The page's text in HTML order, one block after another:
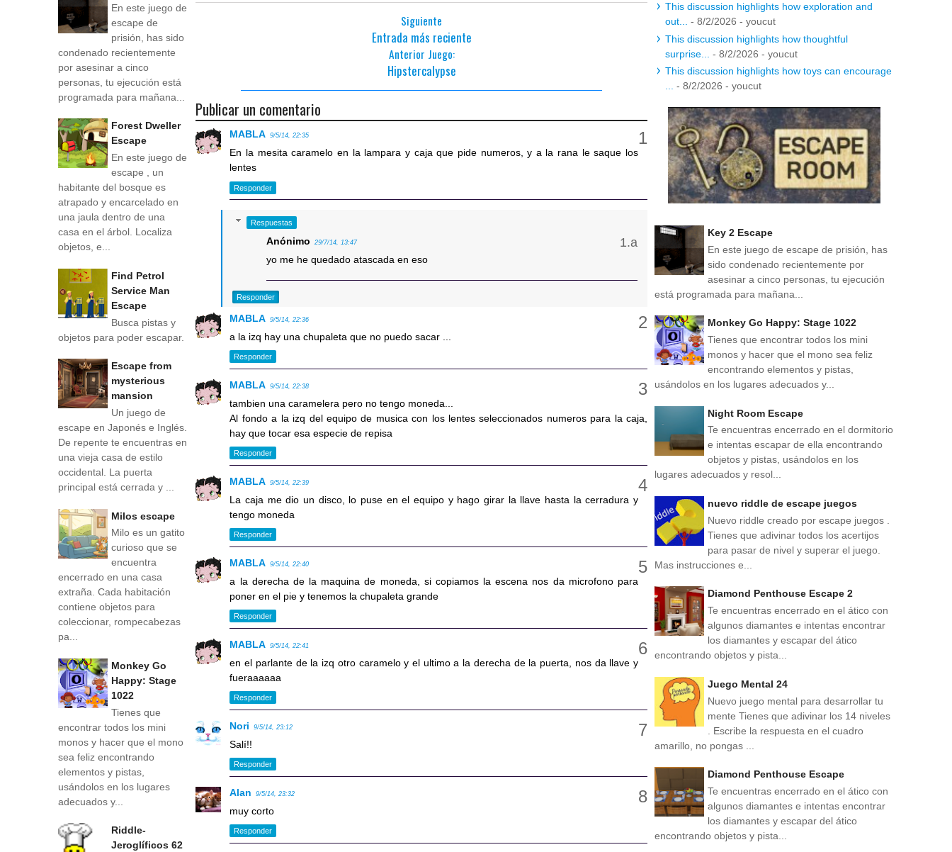
Siguiente
Entrada más reciente
Anterior Juego:
Hipstercalypse
Publicar un comentario
MABLA 9/5/14, 22:35
En la mesita caramelo en la lampara y caja que pide numeros, y a la rana le saque los
lentes
Responder
Respuestas
Anónimo 29/7/14, 13:47
yo me he quedado atascada en eso
Responder
MABLA 9/5/14, 22:36
a la izq hay una chupaleta que no puedo sacar ...
Responder
MABLA 9/5/14, 22:38
tambien una caramelera pero no tengo moneda...
Al fondo a la izq del equipo de musica con los lentes seleccionados numeros para la caja,
hay que tocar esa especie de repisa
Responder
MABLA 9/5/14, 22:39
La caja me dio un disco, lo puse en el equipo y hago girar la llave hasta la cerradura y
tengo moneda
Responder
MABLA 9/5/14, 22:40
a la derecha de la maquina de moneda, si copiamos la escena nos da microfono para
poner en el pie y tenemos la chupaleta grande
Responder
MABLA 9/5/14, 22:41
en el parlante de la izq otro caramelo y el ultimo a la derecha de la puerta, nos da llave y
fueraaaaaa
Responder
Nori 9/5/14, 23:12
Salí!!
Responder
Alan 9/5/14, 23:32
muy corto
Responder
En este juego de
escape de
prisión, has sido
condenado recientemente
por asesinar a cinco
personas, tu ejecución está
programada para mañana...
Forest Dweller
Escape
En este juego de
escape , un
habitante del bosque es
atrapado y encarcelado en
una jaula dentro de una
casa en el árbol. Localiza
objetos, e...
Find Petrol
Service Man
Escape
Busca pistas y
objetos para poder escapar.
Escape from
mysterious
mansion
Un juego de
escape en Japonés e Inglés.
De repente te encuentras en
una vieja casa de estilo
occidental. La puerta
principal está cerrada y ...
Milos escape
Milo es un gatito
curioso que se
encuentra
encerrado en una casa
extraña. Cada habitación
contiene objetos para
coleccionar, rompecabezas
pa...
Monkey Go
Happy: Stage
1022
Tienes que
encontrar todos los mini
monos y hacer que el mono
sea feliz encontrando
elementos y pistas,
usándolos en los lugares
adecuados y...
Riddle-
Jeroglíficos 62
This discussion highlights how exploration and
out...
- 8/2/2026 - youcut
This discussion highlights how thoughtful
surprise...
- 8/2/2026 - youcut
This discussion highlights how toys can encourage
- 8/2/2026 - youcut
Key 2 Escape
En este juego de escape de prisión, has
sido condenado recientemente por
asesinar a cinco personas, tu ejecución
está programada para mañana...
Monkey Go Happy: Stage 1022
Tienes que encontrar todos los mini
monos y hacer que el mono sea feliz
encontrando elementos y pistas,
usándolos en los lugares adecuados y...
Night Room Escape
Te encuentras encerrado en el dormitorio
e intentas escapar de ella encontrando
objetos y pistas, usándolos en los
lugares adecuados y resol...
nuevo riddle de escape juegos
Nuevo riddle creado por escape juegos .
Tienes que adivinar todos los acertijos
para pasar de nivel y superar el juego.
Mas instrucciones e...
Diamond Penthouse Escape 2
Te encuentras encerrado en el ático con
algunos diamantes e intentas encontrar
los diamantes y escapar del ático
encontrando objetos y pista...
Juego Mental 24
Nuevo juego mental para desarrollar tu
mente Tienes que adivinar los 14 niveles
. Escribe la respuesta en el cuadro
amarillo, no pongas ...
Diamond Penthouse Escape
Te encuentras encerrado en el ático con
algunos diamantes e intentas encontrar
los diamantes y escapar del ático
encontrando objetos y pista...